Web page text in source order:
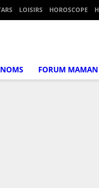
LOISIRS HOROSCOPE
FORUM MAMAN